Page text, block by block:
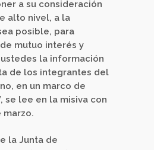
a su consideración
alto nivel, a la
posible, para
mutuo interés y
la información
de los integrantes del
en un marco de
se lee en la misiva con
marzo.
la Junta de